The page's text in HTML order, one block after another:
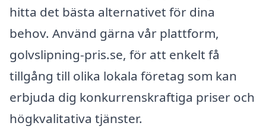
hitta det bästa alternativet för dina
behov. Använd gärna vår plattform,
golvslipning-pris.se, för att enkelt få
tillgång till olika lokala företag som kan
erbjuda dig konkurrenskraftiga priser och
högkvalitativa tjänster.